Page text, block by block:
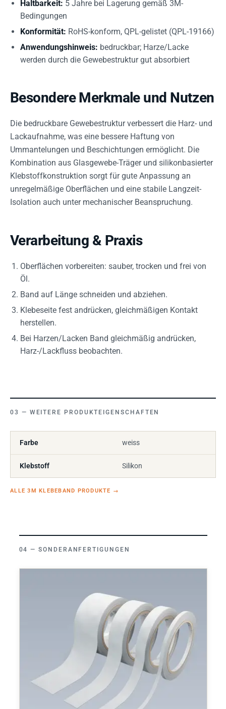
Haltbarkeit: 5 Jahre bei Lagerung gemäß 3M-
Bedingungen
Konformität: RoHS-konform, QPL-gelistet (QPL-19166)
Anwendungshinweis: bedruckbar; Harze/Lacke
werden durch die Gewebestruktur gut absorbiert
Besondere Merkmale und Nutzen
Die bedruckbare Gewebestruktur verbessert die Harz- und
Lackaufnahme, was eine bessere Haftung von
Ummantelungen und Beschichtungen ermöglicht. Die
Kombination aus Glasgewebe-Träger und silikonbasierter
Klebstoffkonstruktion sorgt für gute Anpassung an
unregelmäßige Oberflächen und eine stabile Langzeit-
Isolation auch unter mechanischer Beanspruchung.
Verarbeitung & Praxis
Oberflächen vorbereiten: sauber, trocken und frei von
Öl.
Band auf Länge schneiden und abziehen.
Klebeseite fest andrücken, gleichmäßigen Kontakt
herstellen.
Bei Harzen/Lacken Band gleichmäßig andrücken,
Harz-/Lackfluss beobachten.
WEITERE PRODUKTEIGENSCHAFTEN
Farbe weiss
Klebstoff Silikon
ALLE 3M KLEBEBAND PRODUKTE →
SONDERANFERTIGUNGEN